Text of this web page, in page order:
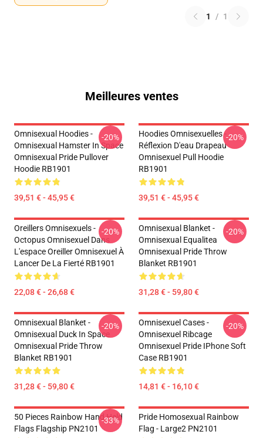
1 / 1
Meilleures ventes
Omnisexual Hoodies -
Omnisexual Hamster In Space
Omnisexual Pride Pullover
Hoodie RB1901
39,51 € - 45,95 €
-20%
Hoodies Omnisexuelles -
Réflexion D'eau Drapeau
Omnisexuel Pull Hoodie
RB1901
39,51 € - 45,95 €
-20%
Oreillers Omnisexuels -
Octopus Omnisexuel Dans
L'espace Oreiller Omnisexuel À
Lancer De La Fierté RB1901
22,08 € - 26,68 €
-20%
Omnisexual Blanket -
Omnisexual Equalitea
Omnisexual Pride Throw
Blanket RB1901
31,28 € - 59,80 €
-20%
Omnisexual Blanket -
Omnisexual Duck In Space
Omnisexual Pride Throw
Blanket RB1901
31,28 € - 59,80 €
-20%
Omnisexuel Cases -
Omnisexuel Ribcage
Omnisexuel Pride IPhone Soft
Case RB1901
14,81 € - 16,10 €
-20%
50 Pieces Rainbow Hand Held
Flags Flagship PN2101
-33%
Pride Homosexual Rainbow
Flag - Large2 PN2101